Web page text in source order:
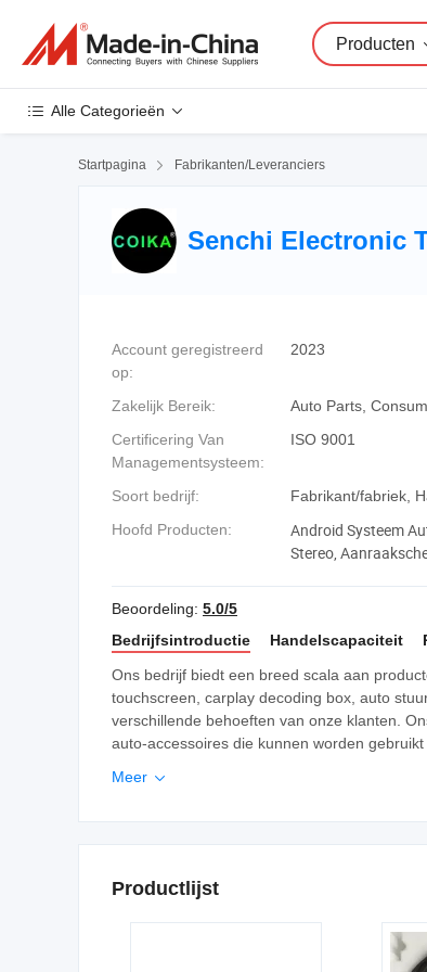
Producten
Alle Categorieën
Startpagina  Fabrikanten/Leveranciers
Senchi Electronic
Account geregistreerd
op:
2023
Zakelijk Bereik:
Auto Parts,
Certificering Van
Managementsysteem:
ISO 9001
Soort bedrijf:
Fabrikant/fabriek,
Hoofd Producten:
Android Systeem
Stereo,
Beoordeling: 5.0/5
Bedrijfsintroductie
Handelscapaciteit
Ons bedrijf biedt een breed scala aan
touchscreen, carplay decoding box, auto
verschillende behoeften van onze klanten.
auto-accessoires die kunnen worden gebruikt
Meer 
Productlijst